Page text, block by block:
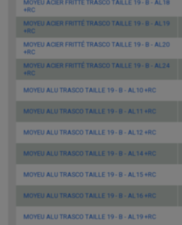
MOYEU ACIER FRITTÉ TRASCO TAILLE 19 - B - AL18
+RC
MOYEU ACIER FRITTÉ TRASCO TAILLE 19 - B - AL19
+RC
MOYEU ACIER FRITTÉ TRASCO TAILLE 19 - B - AL20
+RC
MOYEU ACIER FRITTÉ TRASCO TAILLE 19 - B - AL24
+RC
MOYEU ALU TRASCO TAILLE 19 - B - AL10 +RC
MOYEU ALU TRASCO TAILLE 19 - B - AL11 +RC
MOYEU ALU TRASCO TAILLE 19 - B - AL12 +RC
MOYEU ALU TRASCO TAILLE 19 - B - AL14 +RC
MOYEU ALU TRASCO TAILLE 19 - B - AL15 +RC
MOYEU ALU TRASCO TAILLE 19 - B - AL16 +RC
MOYEU ALU TRASCO TAILLE 19 - B - AL19 +RC